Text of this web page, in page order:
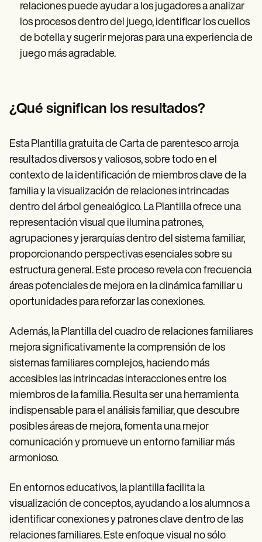
relaciones puede ayudar a los jugadores a analizar
los procesos dentro del juego, identificar los cuellos
de botella y sugerir mejoras para una experiencia de
juego más agradable.
¿Qué significan los resultados?
Esta Plantilla gratuita de Carta de parentesco arroja
resultados diversos y valiosos, sobre todo en el
contexto de la identificación de miembros clave de la
familia y la visualización de relaciones intrincadas
dentro del árbol genealógico. La Plantilla ofrece una
representación visual que ilumina patrones,
agrupaciones y jerarquías dentro del sistema familiar,
proporcionando perspectivas esenciales sobre su
estructura general. Este proceso revela con frecuencia
áreas potenciales de mejora en la dinámica familiar u
oportunidades para reforzar las conexiones.
Además, la Plantilla del cuadro de relaciones familiares
mejora significativamente la comprensión de los
sistemas familiares complejos, haciendo más
accesibles las intrincadas interacciones entre los
miembros de la familia. Resulta ser una herramienta
indispensable para el análisis familiar, que descubre
posibles áreas de mejora, fomenta una mejor
comunicación y promueve un entorno familiar más
armonioso.
En entornos educativos, la plantilla facilita la
visualización de conceptos, ayudando a los alumnos a
identificar conexiones y patrones clave dentro de las
relaciones familiares. Este enfoque visual no sólo